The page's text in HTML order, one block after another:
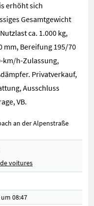
erhöht sich
Gesamtgewicht
ca. 1.000 kg,
mm, Bereifung 195/70
km/h-Zulassung,
Privatverkauf,
Ausschluss
VB.
an der Alpenstraße
voitures
08:47